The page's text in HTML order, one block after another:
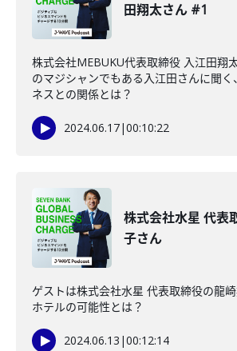
田翔太さん #1
株式会社MEBUKU代表取締役 入江田翔
のマジシャンでもある入江田さんに聞
ネスとの関係とは？
2024.06.17|00:10:22
株式会社水星 代表
子さん
ゲストは株式会社水星 代表取締役の龍崎
ホテルの可能性とは？
2024.06.13 |00:12:14